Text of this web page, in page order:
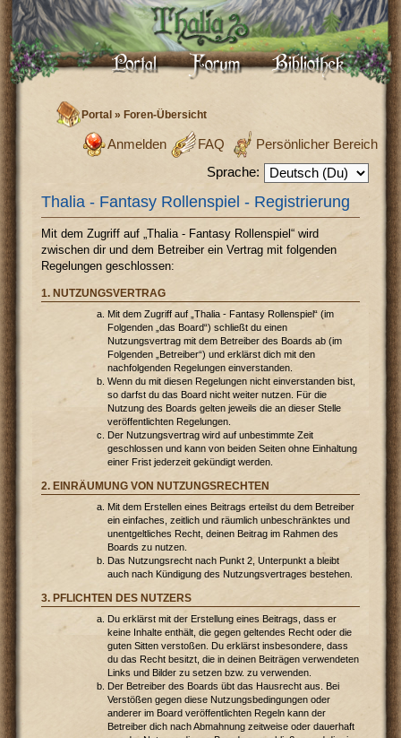
Portal »Foren-Übersicht
Persönlicher Bereich
FAQ
Anmelden
Sprache:
Thalia - Fantasy Rollenspiel - Registrierung
Mit dem Zugriff auf „Thalia - Fantasy Rollenspiel“ wird
zwischen dir und dem Betreiber ein Vertrag mit folgenden
Regelungen geschlossen:
1. NUTZUNGSVERTRAG
Mit dem Zugriff auf „Thalia - Fantasy Rollenspiel“ (im
Folgenden „das Board“) schließt du einen
Nutzungsvertrag mit dem Betreiber des Boards ab (im
Folgenden „Betreiber“) und erklärst dich mit den
nachfolgenden Regelungen einverstanden.
Wenn du mit diesen Regelungen nicht einverstanden bist,
so darfst du das Board nicht weiter nutzen. Für die
Nutzung des Boards gelten jeweils die an dieser Stelle
veröffentlichten Regelungen.
Der Nutzungsvertrag wird auf unbestimmte Zeit
geschlossen und kann von beiden Seiten ohne Einhaltung
einer Frist jederzeit gekündigt werden.
2. EINRÄUMUNG VON NUTZUNGSRECHTEN
Mit dem Erstellen eines Beitrags erteilst du dem Betreiber
ein einfaches, zeitlich und räumlich unbeschränktes und
unentgeltliches Recht, deinen Beitrag im Rahmen des
Boards zu nutzen.
Das Nutzungsrecht nach Punkt 2, Unterpunkt a bleibt
auch nach Kündigung des Nutzungsvertrages bestehen.
3. PFLICHTEN DES NUTZERS
Du erklärst mit der Erstellung eines Beitrags, dass er
keine Inhalte enthält, die gegen geltendes Recht oder die
guten Sitten verstoßen. Du erklärst insbesondere, dass
du das Recht besitzt, die in deinen Beiträgen verwendeten
Links und Bilder zu setzen bzw. zu verwenden.
Der Betreiber des Boards übt das Hausrecht aus. Bei
Verstößen gegen diese Nutzungsbedingungen oder
anderer im Board veröffentlichten Regeln kann der
Betreiber dich nach Abmahnung zeitweise oder dauerhaft